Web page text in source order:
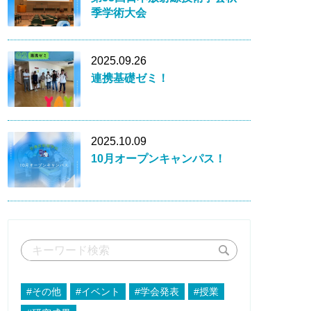
季学術大会
2025.09.26
連携基礎ゼミ！
2025.10.09
10月オープンキャンパス！
#その他 #イベント #学会発表
#授業